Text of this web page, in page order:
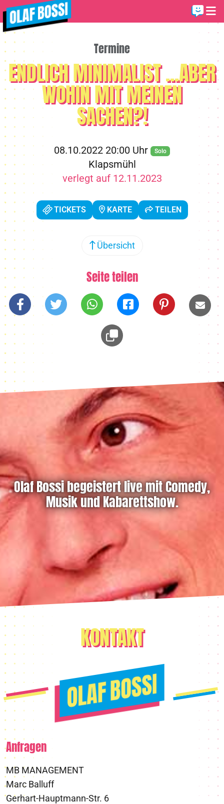
Termine
ENDLICH MINIMALIST ...ABER
WOHIN MIT MEINEN
SACHEN?!
08.10.2022 20:00 Uhr Solo
Klapsmühl
verlegt auf 12.11.2023
TICKETS KARTE TEILEN
Übersicht
Seite teilen
Olaf Bossi begeistert live mit Comedy,
Musik und Kabarettshow.
KONTAKT
Anfragen
MB MANAGEMENT
Marc Balluff
Gerhart-Hauptmann-Str. 6